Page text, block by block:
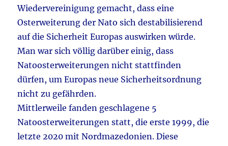
Wiedervereinigung gemacht, dass eine
Osterweiterung der Nato sich destabilisierend
auf die Sicherheit Europas auswirken würde.
Man war sich völlig darüber einig, dass
Natoosterweiterungen nicht stattfinden
dürfen, um Europas neue Sicherheitsordnung
nicht zu gefährden.
Mittlerweile fanden geschlagene 5
Natoosterweiterungen statt, die erste 1999, die
letzte 2020 mit Nordmazedonien. Diese